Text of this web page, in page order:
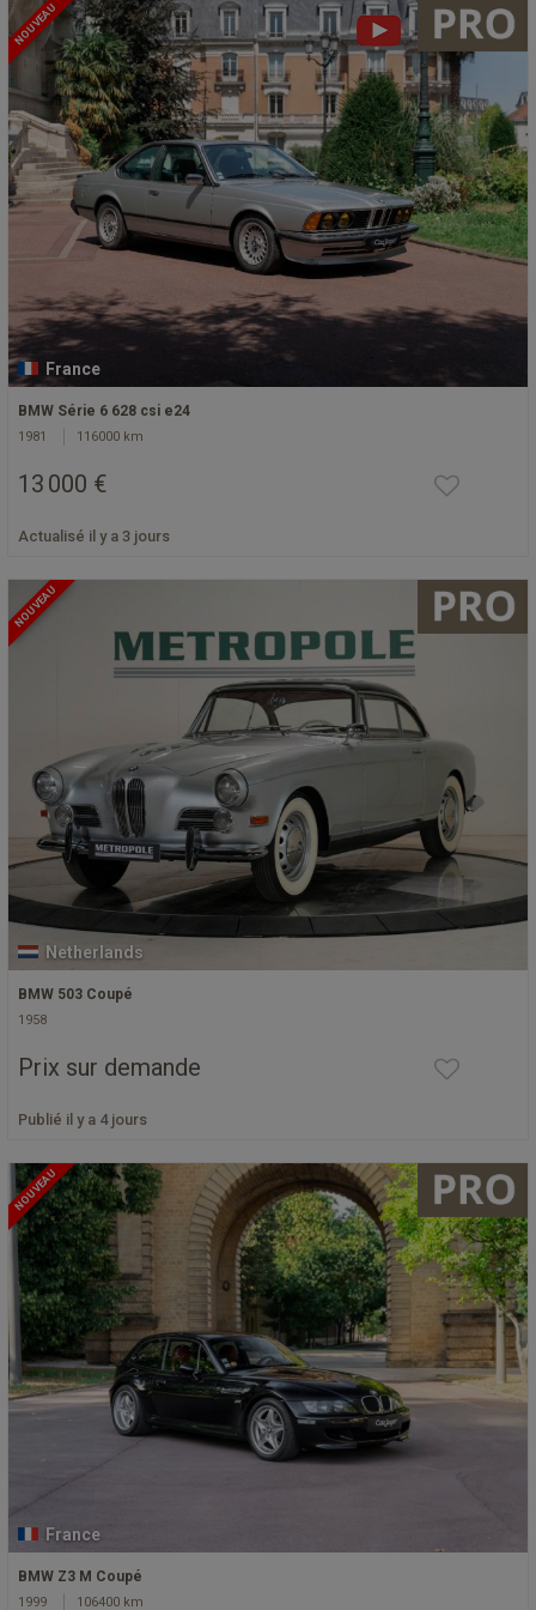
NOUVEAU
France
BMW Série 6 628 csi e24
1981 116000 km
13 000 €
Actualisé il y a 3 jours
NOUVEAU
Netherlands
BMW 503 Coupé
1958
Prix sur demande
Publié il y a 4 jours
NOUVEAU
France
BMW Z3 M Coupé
1999 106400 km